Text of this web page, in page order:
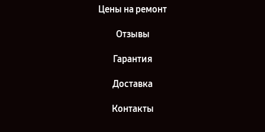
Цены на ремонт
Отзывы
Гарантия
Доставка
Контакты